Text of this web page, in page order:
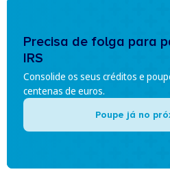
Precisa de folga para
IRS
Consolide os seus créditos e
centenas de euros.
Poupe já no